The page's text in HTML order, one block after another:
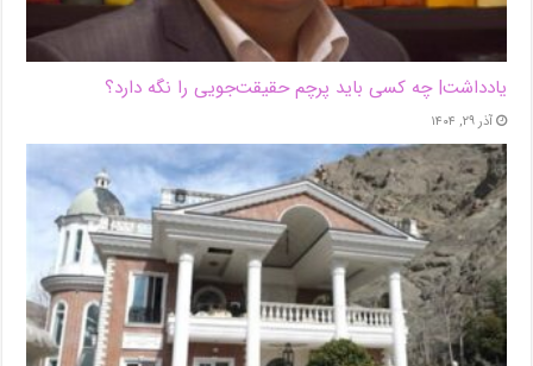
یادداشت| ‌چه کسی باید پرچم حقیقت‌جویی را نگه دارد؟
آذر ۲۹, ۱۴۰۴